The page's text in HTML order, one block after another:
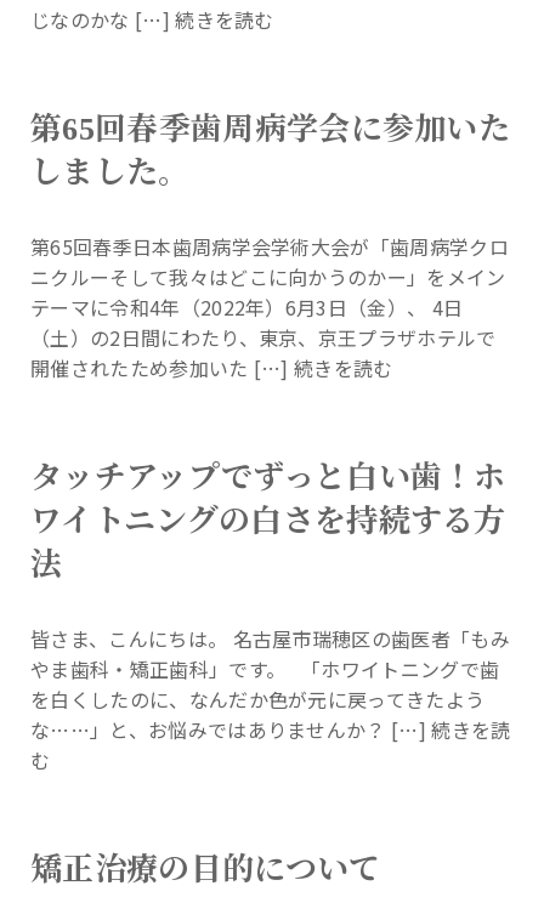
じなのかな […]続きを読む
第65回春季歯周病学会に参加いた
しました。
第65回春季日本歯周病学会学術大会が「歯周病学クロ
ニクルーそして我々はどこに向かうのかー」をメイン
テーマに令和4年（2022年）6月3日（金）、 4日
（土）の2日間にわたり、東京、京王プラザホテルで
開催されたため参加いた […]続きを読む
タッチアップでずっと白い歯！ホ
ワイトニングの白さを持続する方
法
皆さま、こんにちは。 名古屋市瑞穂区の歯医者「もみ
やま歯科・矯正歯科」です。 「ホワイトニングで歯
を白くしたのに、なんだか色が元に戻ってきたよう
な……」と、お悩みではありませんか？ […]続きを読
む
矯正治療の目的について